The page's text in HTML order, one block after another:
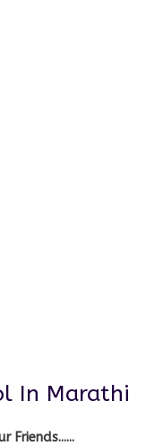
In Marathi
Friends......